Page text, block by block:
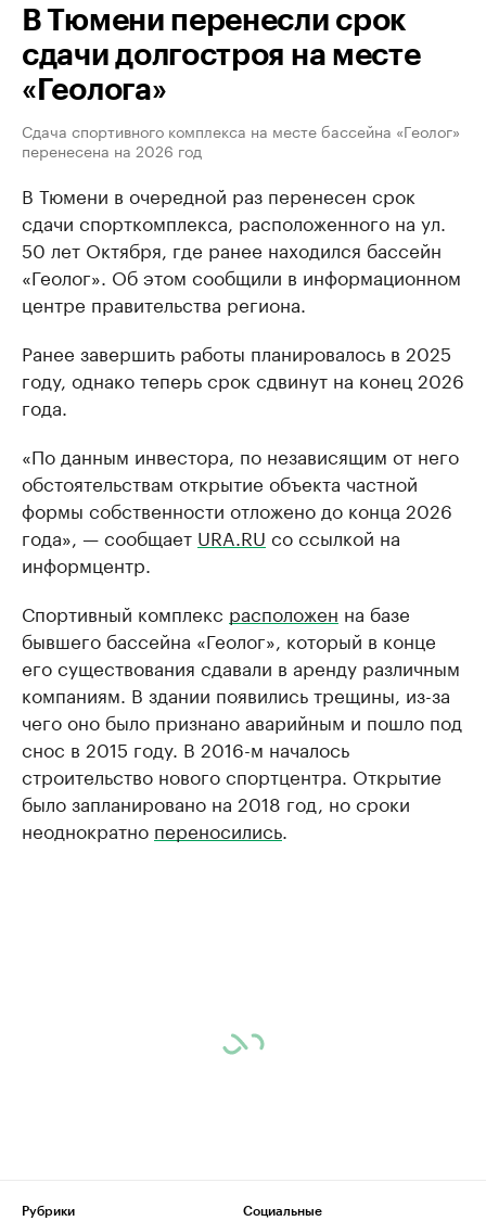
В Тюмени перенесли срок
сдачи долгостроя на месте
«Геолога»
Сдача спортивного комплекса на месте бассейна «Геолог»
перенесена на 2026 год
В Тюмени в очередной раз перенесен срок
сдачи спорткомплекса, расположенного на ул.
50 лет Октября, где ранее находился бассейн
«Геолог». Об этом сообщили в информационном
центре правительства региона.
Ранее завершить работы планировалось в 2025
году, однако теперь срок сдвинут на конец 2026
года.
«По данным инвестора, по независящим от него
обстоятельствам открытие объекта частной
формы собственности отложено до конца 2026
года», — сообщает URA.RU со ссылкой на
информцентр.
Спортивный комплекс расположен на базе
бывшего бассейна «Геолог», который в конце
его существования сдавали в аренду различным
компаниям. В здании появились трещины, из-за
чего оно было признано аварийным и пошло под
снос в 2015 году. В 2016-м началось
строительство нового спортцентра. Открытие
было запланировано на 2018 год, но сроки
неоднократно переносились
Рубрики
Социальные